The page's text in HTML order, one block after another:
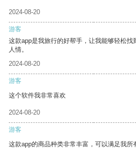
2024-08-20
游客
这款app是我旅行的好帮手，让我能够轻松
人情。
2024-08-20
游客
这个软件我非常喜欢
2024-08-20
游客
这款app的商品种类非常丰富，可以满足我所